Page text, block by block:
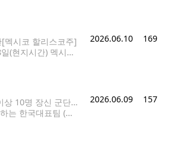
멕시코 할리스코주]
(현지시간) 멕시코
2026.06.10 169
상 10명 장신 군단…
는 한국대표팀 (사
2026.06.09 157